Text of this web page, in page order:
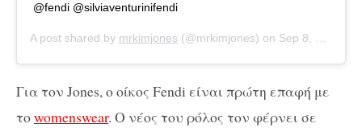
@fendi @silviaventurinifendi
A post shared by mrkimjones (@mrkimjones) on Sep 8, 2020 at 11:27pm PDT
Για τον Jones, ο οίκος Fendi είναι πρώτη επαφή με
τοwomenswear. Ο νέος του ρόλος τον φέρνει σε